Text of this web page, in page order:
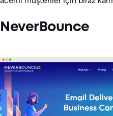
NeverBounce